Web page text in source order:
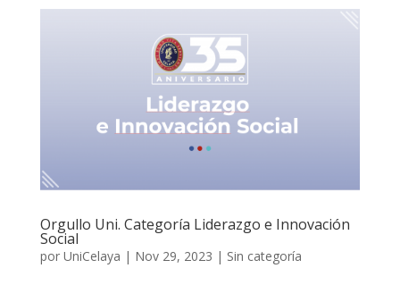
Orgullo Uni. Categoría Liderazgo e Innovación
Social
por UniCelaya | Nov 29, 2023 | Sin categoría